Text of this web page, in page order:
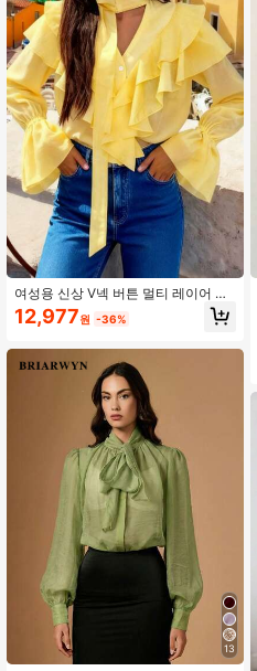
여성용 신상 V넥 버튼 멀티 레이어 러
플 타이 시스루 우아한 패션 캐주얼 블
라우스, 가을/겨울에 적합
12,977원 -36%
13